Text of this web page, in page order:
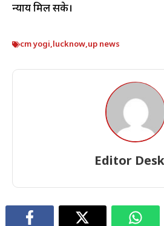
न्याय मिल सके।
cm yogi,lucknow,up news
Editor Desk